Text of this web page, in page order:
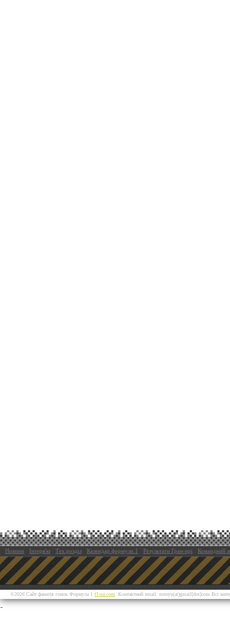
Новини Інтерв'ю Тех.розділ Календар формули 1 Результати Гран-прі Командний
©2026 Сайт фанатів гонок Формула 1 f1-ua.com Контактний email: noteyu(at)gmail[dot]com Всі